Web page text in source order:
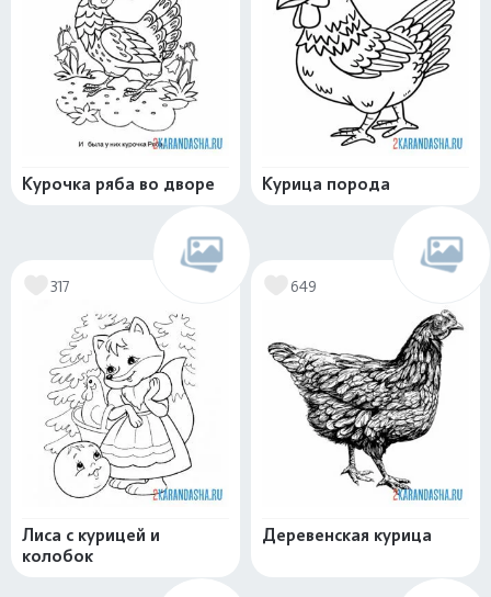
Курочка ряба во дворе Курица порода
317
Лиса с курицей и
колобок
649
Деревенская курица